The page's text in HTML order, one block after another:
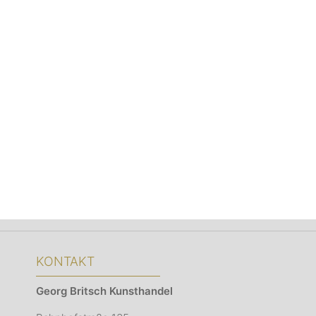
KONTAKT
Georg Britsch Kunsthandel